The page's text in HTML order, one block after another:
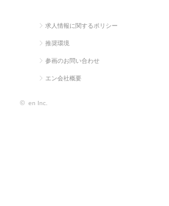
求人情報に関するポリシー
推奨環境
参画のお問い合わせ
エン会社概要
© en Inc.